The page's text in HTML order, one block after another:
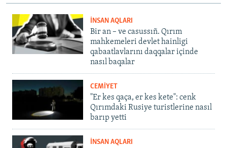
İNSAN AQLARI
Bir an – ve casussıñ. Qırım
mahkemeleri devlet hainligi
qabaatlavlarını daqqalar içinde
nasıl baqalar
CEMİYET
"Er kes qaça, er kes kete": cenk
Qırımdaki Rusiye turistlerine nasıl
barıp yetti
İNSAN AQLARI